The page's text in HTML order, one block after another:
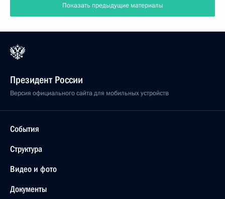
Показать предыдущие материалы
Президент России
Версия официального сайта для мобильных устройств
События
Структура
Видео и фото
Документы